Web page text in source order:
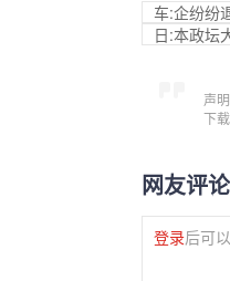
车:企纷纷
日:本政坛
声
下
网友评论
登录后可